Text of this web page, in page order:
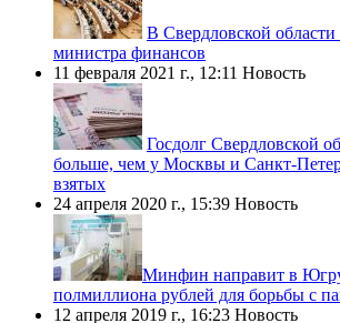
В Свердловской области
министра финансов
11 февраля 2021 г., 12:11 Новость
Госдолг Свердловской
больше, чем у Москвы и Санкт-
взятых
24 апреля 2020 г., 15:39 Новость
​Минфин направит в
полмиллиона рублей для борьбы с
12 апреля 2019 г., 16:23 Новость